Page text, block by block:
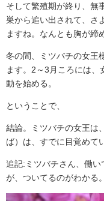
そして繁殖期が終り、無
巣から追い出されて、さ
ますね。なんとも胸が締
冬の間、ミツバチの女王
ます。2～3月ころには
動を始める。
ということで、
結論。ミツバチの女王は
ば）は、すでに目覚めて
追記:ミツバチさん、働
が、ついてるのがわかる。